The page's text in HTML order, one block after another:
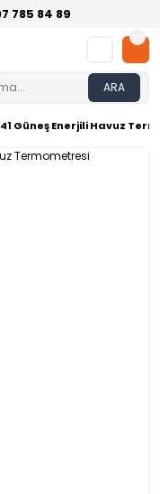
785 84 89
ARA
Güneş Enerjili Havuz